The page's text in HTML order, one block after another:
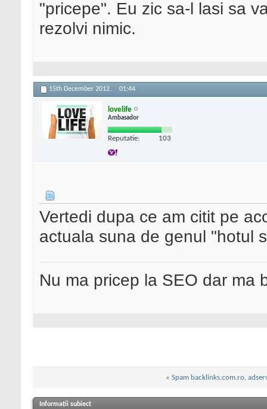
"pricepe". Eu zic sa-l lasi sa
rezolvi nimic.
15th December 2012, 01:44
lovelife
Ambasador
Reputatie: 103
Vertedi dupa ce am citit pe
actuala suna de genul "hotul
Nu ma pricep la SEO dar ma
« Spam backlinks.com.ro,
Informații subiect